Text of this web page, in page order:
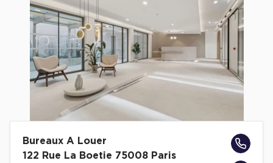
Bureaux A Louer
122 Rue La Boetie 75008 Paris